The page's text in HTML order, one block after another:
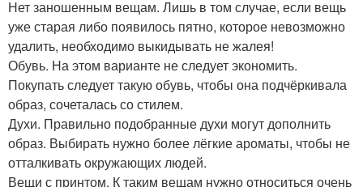
Нет заношенным вещам. Лишь в том случае, если вещь
уже старая либо появилось пятно, которое невозможно
удалить, необходимо выкидывать не жалея!
Обувь. На этом варианте не следует экономить.
Покупать следует такую обувь, чтобы она подчёркивала
образ, сочеталась со стилем.
Духи. Правильно подобранные духи могут дополнить
образ. Выбирать нужно более лёгкие ароматы, чтобы не
отталкивать окружающих людей.
Вещи с принтом. К таким вещам нужно относиться очень